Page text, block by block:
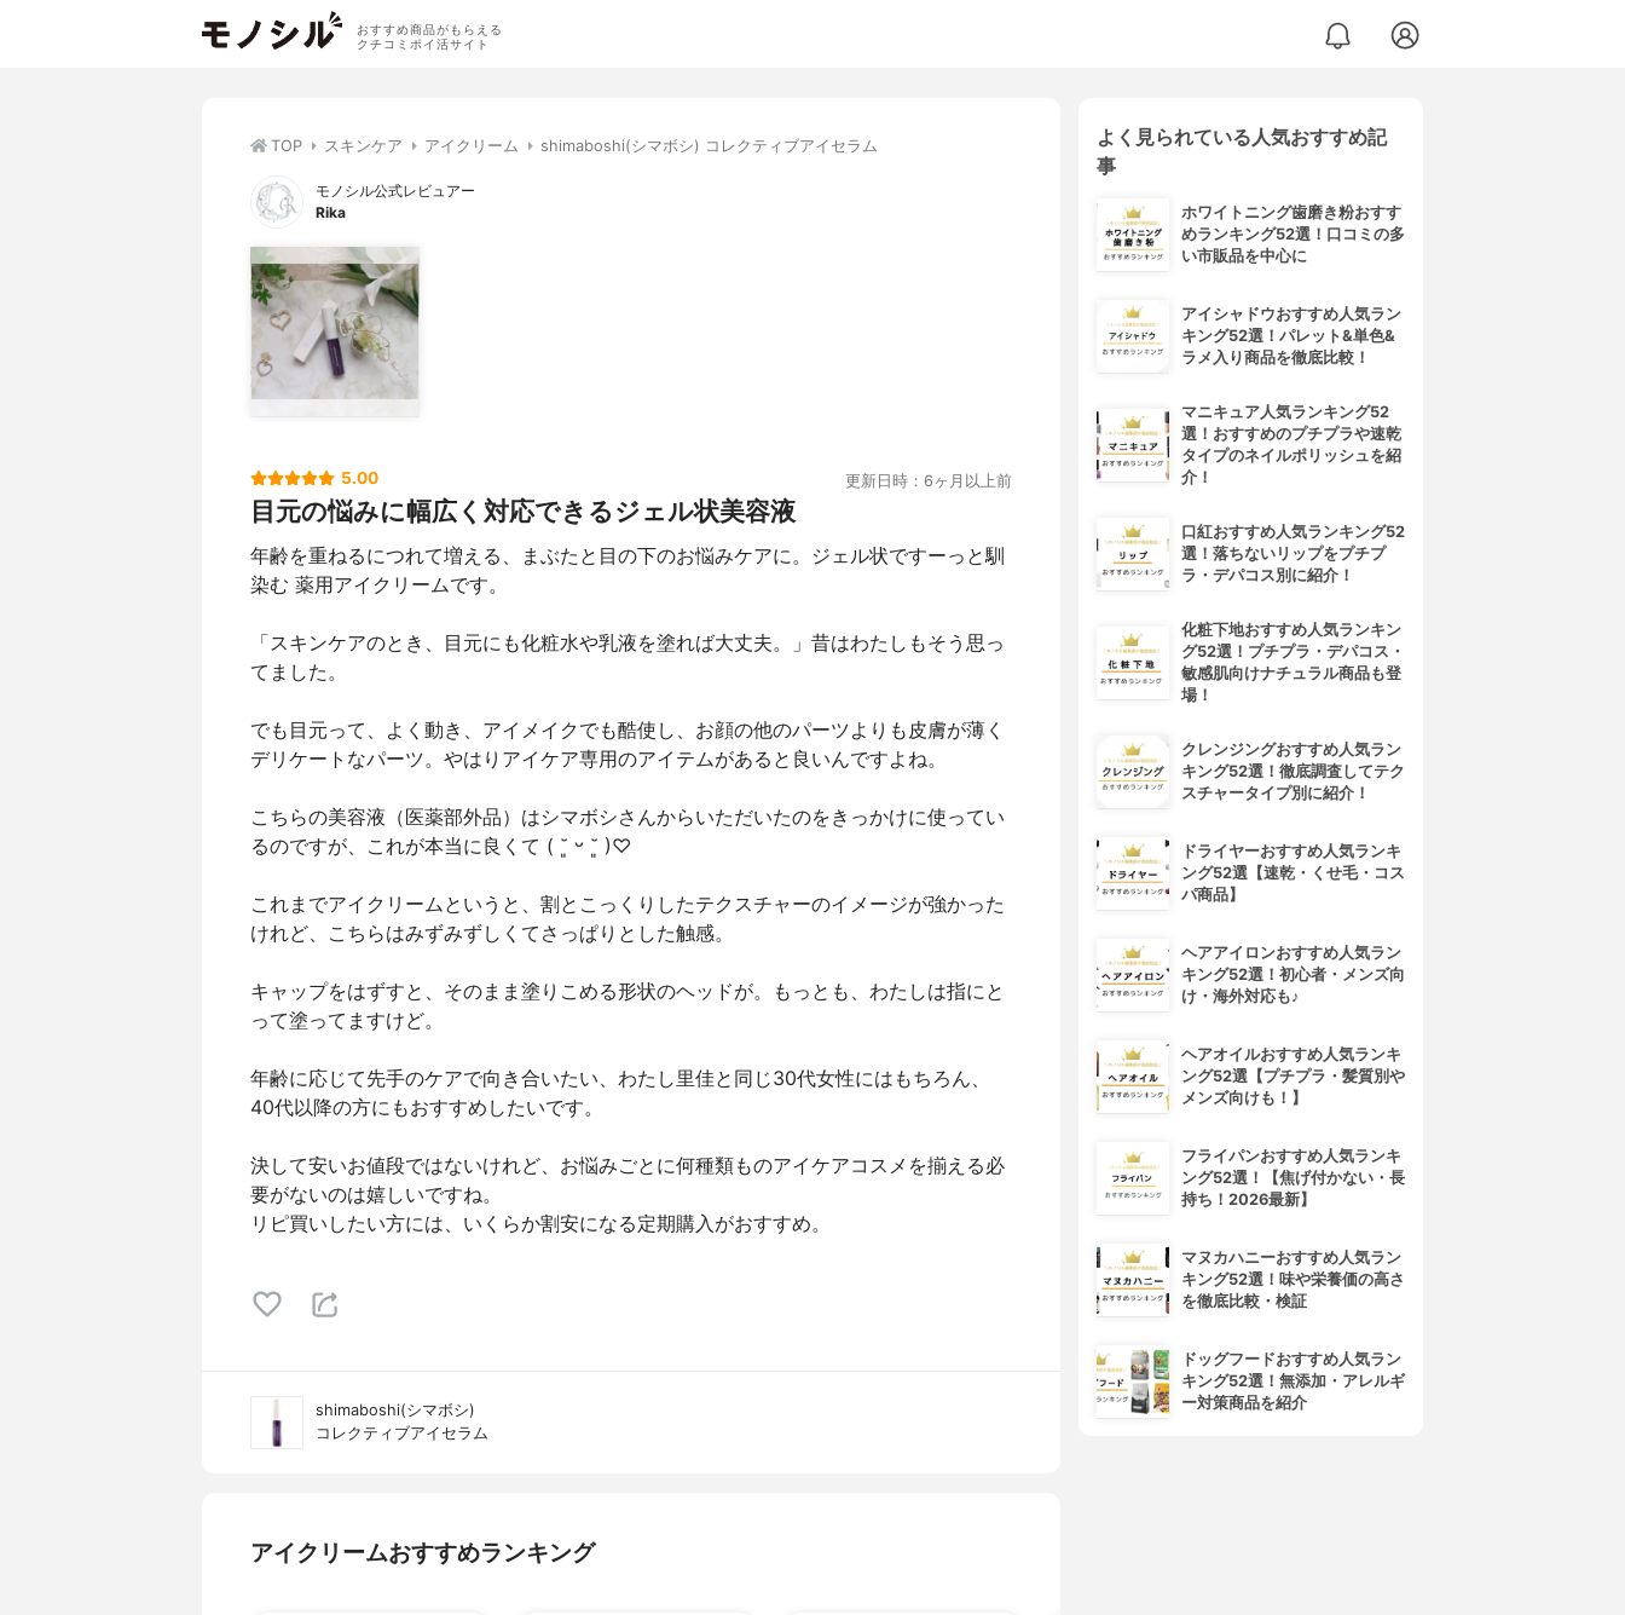
おすすめ商品がもらえる
クチコミポイ活サイト
TOP スキンケア アイクリーム shimaboshi(シマボシ) コレクティブアイセラム
モノシル公式レビュアー
Rika
5.00 更新日時：6ヶ月以上前
目元の悩みに幅広く対応できるジェル状美容液
年齢を重ねるにつれて増える、まぶたと目の下のお悩みケアに。ジェル状ですーっと馴
染む 薬用アイクリームです。
「スキンケアのとき、目元にも化粧水や乳液を塗れば大丈夫。」昔はわたしもそう思っ
てました。
でも目元って、よく動き、アイメイクでも酷使し、お顔の他のパーツよりも皮膚が薄く
デリケートなパーツ。やはりアイケア専用のアイテムがあると良いんですよね。
こちらの美容液（医薬部外品）はシマボシさんからいただいたのをきっかけに使ってい
るのですが、これが本当に良くて ( ˘͈ ᵕ ˘͈ )♡
これまでアイクリームというと、割とこっくりしたテクスチャーのイメージが強かった
けれど、こちらはみずみずしくてさっぱりとした触感。
キャップをはずすと、そのまま塗りこめる形状のヘッドが。もっとも、わたしは指にと
って塗ってますけど。
年齢に応じて先手のケアで向き合いたい、わたし里佳と同じ30代女性にはもちろん、
40代以降の方にもおすすめしたいです。
決して安いお値段ではないけれど、お悩みごとに何種類ものアイケアコスメを揃える必
要がないのは嬉しいですね。
リピ買いしたい方には、いくらか割安になる定期購入がおすすめ。
shimaboshi(シマボシ)
コレクティブアイセラム
アイクリームおすすめランキング
よく見られている人気おすすめ記
事
ホワイトニング歯磨き粉おすす
めランキング52選！口コミの多
い市販品を中心に
アイシャドウおすすめ人気ラン
キング52選！パレット&単色&
ラメ入り商品を徹底比較！
マニキュア人気ランキング52
選！おすすめのプチプラや速乾
タイプのネイルポリッシュを紹
介！
口紅おすすめ人気ランキング52
選！落ちないリップをプチプ
ラ・デパコス別に紹介！
化粧下地おすすめ人気ランキン
グ52選！プチプラ・デパコス・
敏感肌向けナチュラル商品も登
場！
クレンジングおすすめ人気ラン
キング52選！徹底調査してテク
スチャータイプ別に紹介！
ドライヤーおすすめ人気ランキ
ング52選【速乾・くせ毛・コス
パ商品】
ヘアアイロンおすすめ人気ラン
キング52選！初心者・メンズ向
け・海外対応も♪
ヘアオイルおすすめ人気ランキ
ング52選【プチプラ・髪質別や
メンズ向けも！】
フライパンおすすめ人気ランキ
ング52選！【焦げ付かない・長
持ち！2026最新】
マヌカハニーおすすめ人気ラン
キング52選！味や栄養価の高さ
を徹底比較・検証
ドッグフードおすすめ人気ラン
キング52選！無添加・アレルギ
ー対策商品を紹介